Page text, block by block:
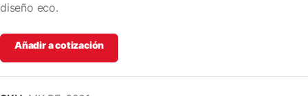
diseño eco.
Añadir a cotización